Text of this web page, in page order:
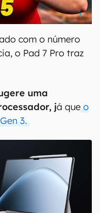
com o número
o Pad 7 Pro traz
uma
já que o
3.